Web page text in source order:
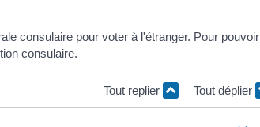
consulaire pour voter à l'étranger. Pour pouvoir
consulaire.
Tout replier Tout déplier